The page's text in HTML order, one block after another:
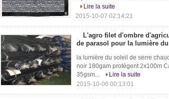
Lire la suite
2015-10-07 02:14:21
L'agro filet d'ombre
de parasol pour la lumière
la lumière du soleil de serre
noir 180gam protègent 2x100m
35gsm...
Lire la suite
2015-10-06 00:13:01